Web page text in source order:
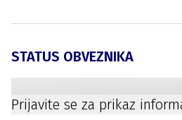
STATUS OBVEZNIKA
Prijavite se za prikaz